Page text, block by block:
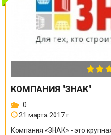
КОМПАНИЯ "ЗНАК"
0
21 марта 2017 г.
Компания «ЗНАК» - это